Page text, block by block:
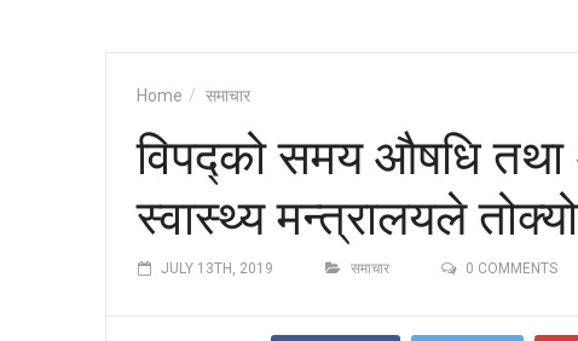
Home समाचार
विपद्को समय औषधि तथा
स्वास्थ्य मन्त्रालयले
JULY 13TH, 2019 समाचार 0 COMMENTS